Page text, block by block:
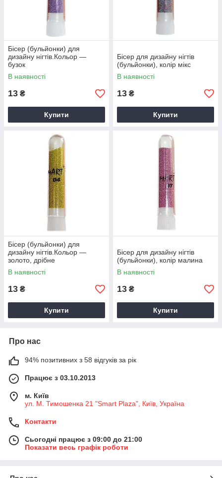
Бісер (бульйонки) для
дизайну нігтів.Кольор —
бузок
В наявності
13 ₴
Купити
Бісер для дизайну нігтів
(бульйонки), колір мікс
В наявності
13 ₴
Купити
Бісер (бульйонки) для
дизайну нігтів.Кольор —
золото, дрібне
В наявності
13 ₴
Купити
Бісер для дизайну нігтів
(бульйонки), колір малина
В наявності
13 ₴
Купити
Про нас
94% позитивних з 58 відгуків за рік
Працює з 03.10.2013
м. Київ
ул. М. Тимошенка 21 "Smart Plaza", Київ, Україна
Контакти
Сьогодні працює з 09:00 до 21:00
Показати весь графік роботи